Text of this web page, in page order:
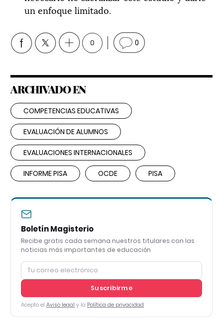
un enfoque limitado.
0 0
ARCHIVADO EN
COMPETENCIAS EDUCATIVAS
EVALUACIÓN DE ALUMNOS
EVALUACIONES INTERNACIONALES
INFORME PISA OCDE PISA
Boletín Magisterio
Recibe gratis cada semana nuestros titulares con las
noticias más importantes de educación
Suscribirme
Acepto el Aviso legal y la Política de privacidad